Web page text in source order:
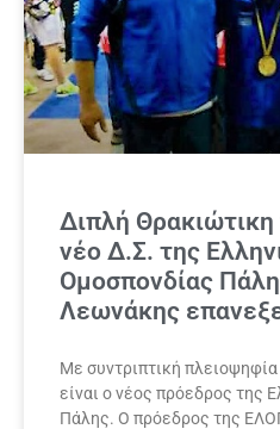
Διπλή
νέο Δ.Σ. της
Ομοσπονδίας
Λεωνάκης
Με συντριπτική
είναι ο νέος πρόεδρος της
Πάλης. Ο πρόεδρος της